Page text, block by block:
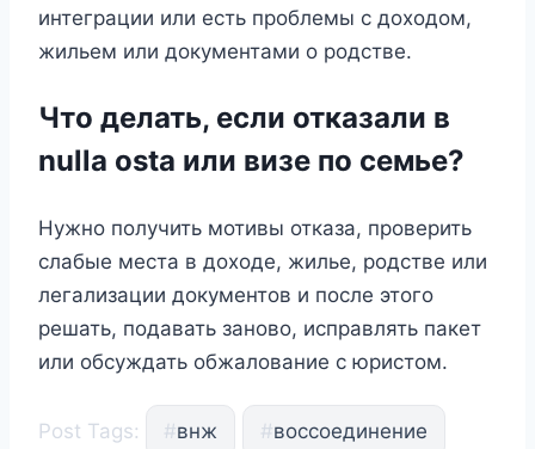
интеграции или есть проблемы с доходом,
жильем или документами о родстве.
Что делать, если отказали в
nulla osta или визе по семье?
Нужно получить мотивы отказа, проверить
слабые места в доходе, жилье, родстве или
легализации документов и после этого
решать, подавать заново, исправлять пакет
или обсуждать обжалование с юристом.
Post Tags: #внж #воссоединение